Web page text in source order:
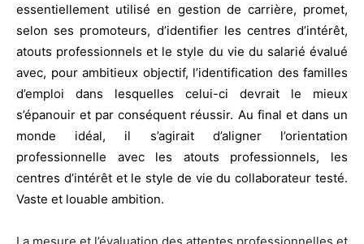
essentiellement utilisé en gestion de carrière, promet,
selon ses promoteurs, d’identifier les centres d’intérêt,
atouts professionnels et le style du vie du salarié évalué
avec, pour ambitieux objectif, l’identification des familles
d’emploi dans lesquelles celui-ci devrait le mieux
s’épanouir et par conséquent réussir. Au final et dans un
monde idéal, il s’agirait d’aligner l’orientation
professionnelle avec les atouts professionnels, les
centres d’intérêt et le style de vie du collaborateur testé.
Vaste et louable ambition.
La mesure et l’évaluation des attentes professionnelles et